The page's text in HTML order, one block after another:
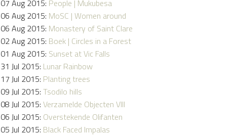
07 Aug 2015: People | Mukubesa
06 Aug 2015: MoSC | Women around
06 Aug 2015: Monastery of Saint Clare
02 Aug 2015: Boek | Circles in a Forest
01 Aug 2015: Sunset at Vic Falls
31 Jul 2015: Lunar Rainbow
17 Jul 2015: Planting trees
09 Jul 2015:Tsodilo hills
08 Jul 2015:Verzamelde Objecten VIII
06 Jul 2015: Overstekende Olifanten
05 Jul 2015: Black Faced Impalas